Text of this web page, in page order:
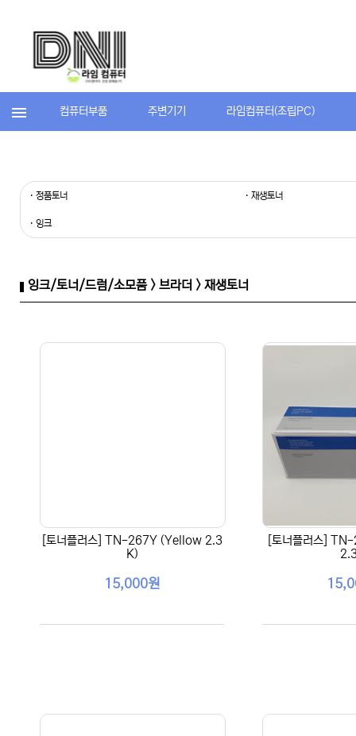
컴퓨터부품 주변기기 라임컴퓨터(조립PC)
· 정품토너 · 재생토너
· 잉크
잉크/토너/드럼/소모품 > 브라더 > 재생토너
[토너플러스] TN-267Y (Yellow 2.3
K)
15,000원
[토너플러스]